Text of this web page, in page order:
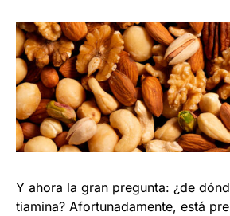
Y ahora la gran pregunta: ¿de
tiamina? Afortunadamente, está